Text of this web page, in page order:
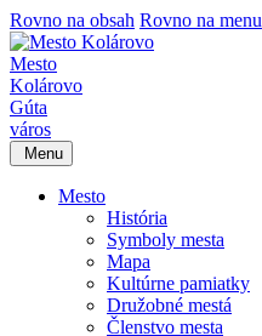
Rovno na obsah Rovno na menu
Mesto
Kolárovo
Gúta
város
Menu
Mesto
História
Symboly mesta
Mapa
Kultúrne pamiatky
Družobné mestá
Členstvo mesta